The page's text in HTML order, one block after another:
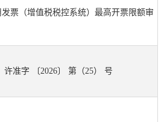
票（增值税税控系统）最高开票限额审
许准字 〔2026〕 第（25） 号